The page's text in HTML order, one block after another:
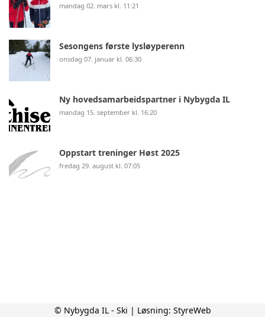
mandag 02. mars kl. 11:21
Sesongens første lysløyperenn
onsdag 07. januar kl. 06:30
Ny hovedsamarbeidspartner i Nybygda IL
mandag 15. september kl. 16:20
Oppstart treninger Høst 2025
fredag 29. august kl. 07:05
© Nybygda IL - Ski | Løsning: StyreWeb